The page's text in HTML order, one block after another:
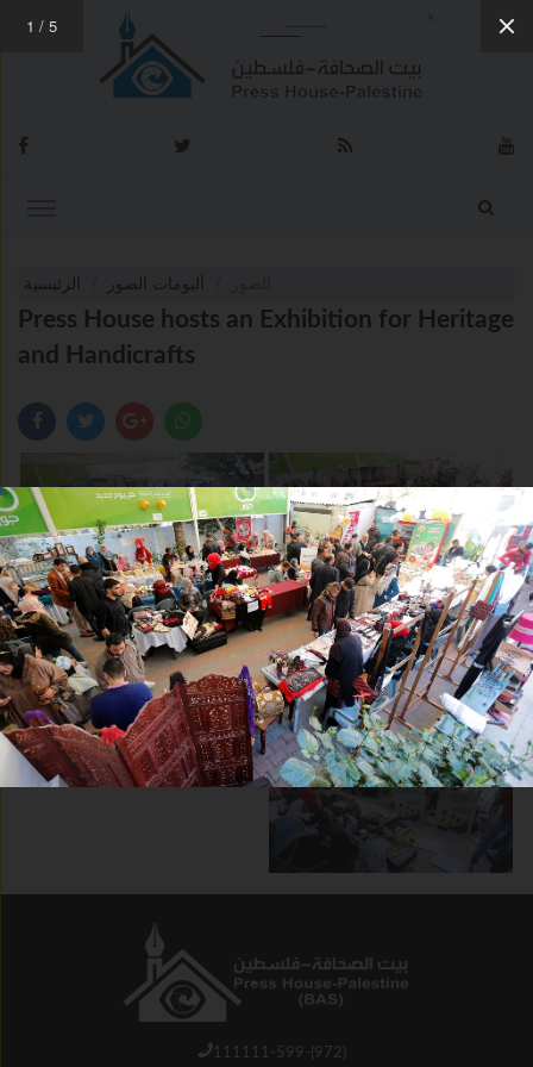
1 / 5
الرئيسية ألبومات الصور
Press House hosts an Exhibition for Heritage
and Handicrafts
111111-599-(972)